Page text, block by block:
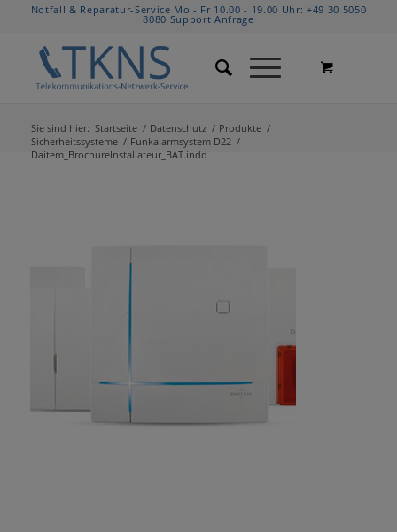
Notfall & Reparatur-Service Mo - Fr 10.00 - 19.00 Uhr:+49 30 5050
8080 Support Anfrage
Sie sind hier: Startseite / Datenschutz / Produkte /
Sicherheitssysteme / Funkalarmsystem D22 /
Daitem_BrochureInstallateur_BAT.indd